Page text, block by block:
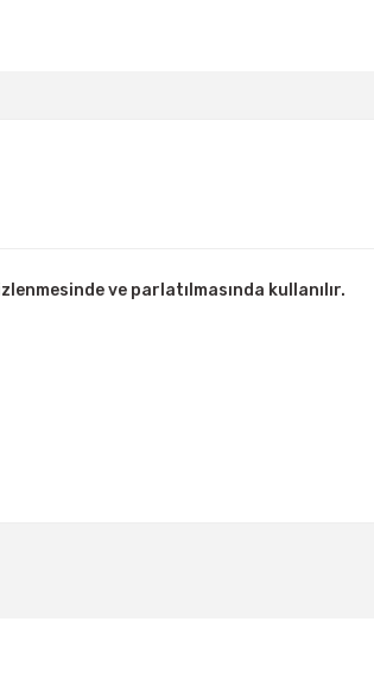
ve parlatılmasında kullanılır.